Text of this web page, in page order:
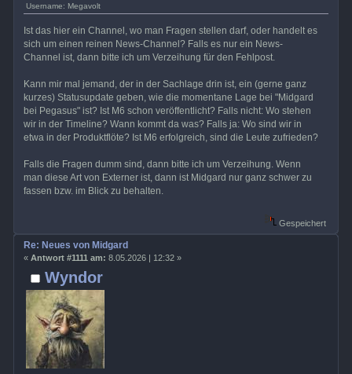
Username: Megavolt
Ist das hier ein Channel, wo man Fragen stellen darf, oder handelt es
sich um einen reinen News-Channel? Falls es nur ein News-
Channel ist, dann bitte ich um Verzeihung für den Fehlpost.
Kann mir mal jemand, der in der Sachlage drin ist, ein (gerne ganz
kurzes) Statusupdate geben, wie die momentane Lage bei "Midgard
bei Pegasus" ist? Ist M6 schon veröffentlicht? Falls nicht: Wo stehen
wir in der Timeline? Wann kommt da was? Falls ja: Wo sind wir in
etwa in der Produktflöte? Ist M6 erfolgreich, sind die Leute zufrieden?
Falls die Fragen dumm sind, dann bitte ich um Verzeihung. Wenn
man diese Art von Externer ist, dann ist Midgard nur ganz schwer zu
fassen bzw. im Blick zu behalten.
Gespeichert
Wyndor
Re: Neues von Midgard
« Antwort #1111 am: 8.05.2026 | 12:32 »